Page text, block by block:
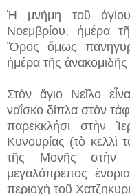
Ἡ μνήμη τοῦ ἁγίου
Νοεμβρίου, ἡμέρα
Ὄρος ὅμως
ἡμέρα τῆς
Στὸν ἅγιο Νεῖλο
ναΐσκο δίπλα στὸν
παρεκκλήσι στὴν
Κυνουρίας (τὸ κελλὶ
τῆς Μονῆς στὴν
μεγαλόπρεπος
περιοχὴ τοῦ